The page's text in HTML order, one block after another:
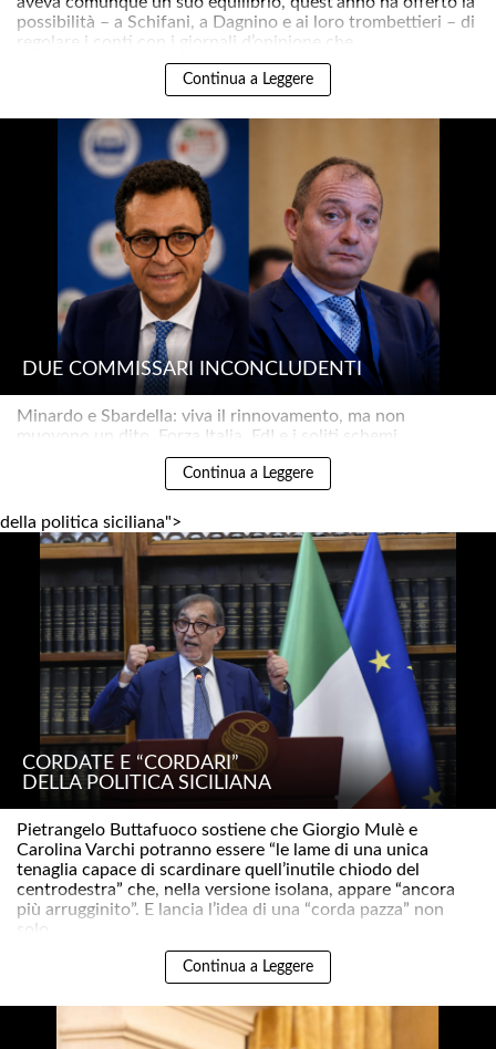
possibilità – a Schifani, a Dagnino e ai loro trombettieri – di
regolare i conti con i giornali d’opinione che..
Continua a Leggere
DUE COMMISSARI INCONCLUDENTI
Minardo e Sbardella: viva il rinnovamento, ma non
muovono un dito. Forza Italia, FdI e i soliti schemi..
Continua a Leggere
della politica siciliana">
CORDATE E “CORDARI”
DELLA POLITICA SICILIANA
Pietrangelo Buttafuoco sostiene che Giorgio Mulè e
Carolina Varchi potranno essere “le lame di una unica
tenaglia capace di scardinare quell’inutile chiodo del
centrodestra” che, nella versione isolana, appare “ancora
più arrugginito”. E lancia l’idea di una “corda pazza” non
solo ..
Continua a Leggere